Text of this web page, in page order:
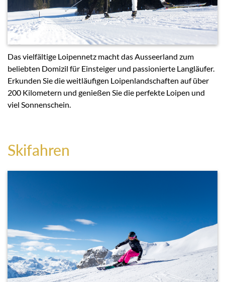
Das vielfältige Loipennetz macht das Ausseerland zum
beliebten Domizil für Einsteiger und passionierte Langläufer.
Erkunden Sie die weitläufigen Loipenlandschaften auf über
200 Kilometern und genießen Sie die perfekte Loipen und
viel Sonnenschein.
Skifahren